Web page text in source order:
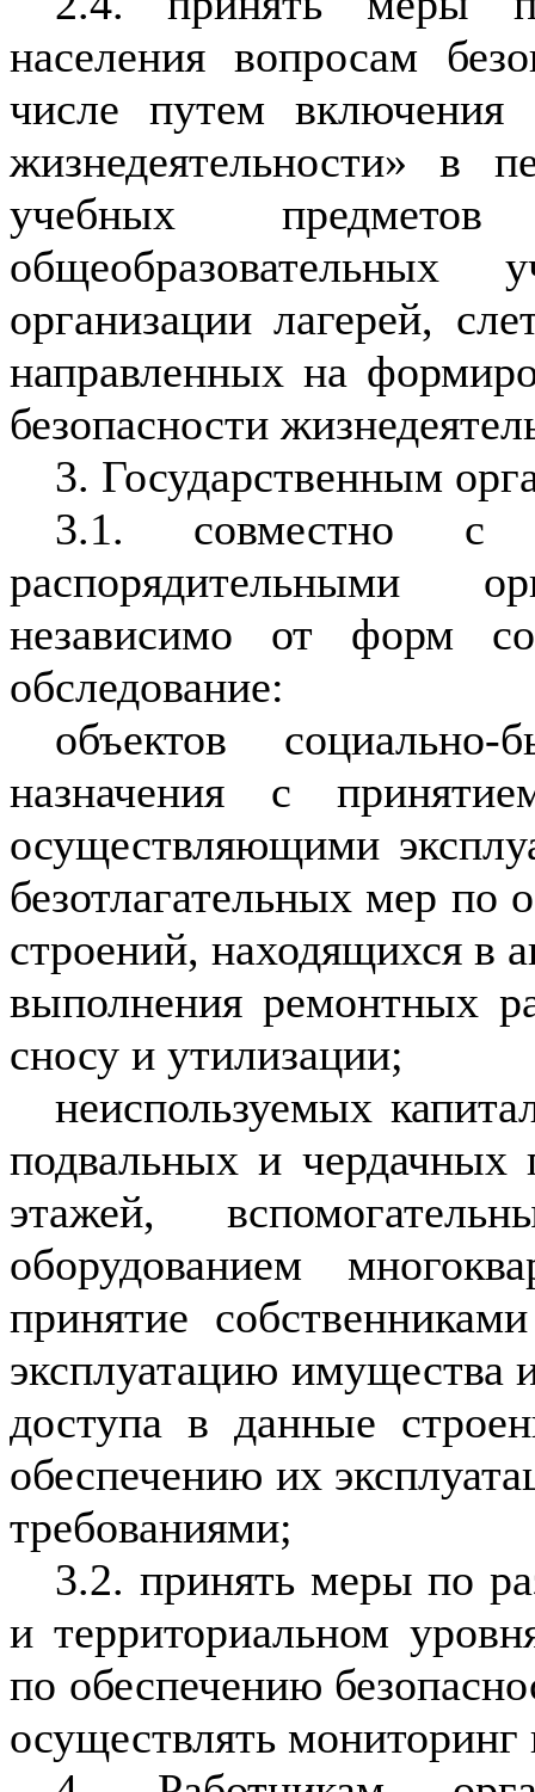
населения вопросам
числе путем включения
жизнедеятельности» в
учебных
общеобразовательных
организации лагерей,
направленных на
безопасности
3. Государственным
3.1. совместно с
распорядительными
независимо от форм
обследование:
объектов социально-
назначения с
осуществляющими
безотлагательных мер по
строений, находящихся в
выполнения ремонтных
сносу и утилизации;
неиспользуемых
подвальных и чердачных
этажей,
оборудованием
принятие
эксплуатацию имущества
доступа в данные
обеспечению их
требованиями;
3.2. принять меры по
и территориальном
по обеспечению
осуществлять мониторинг